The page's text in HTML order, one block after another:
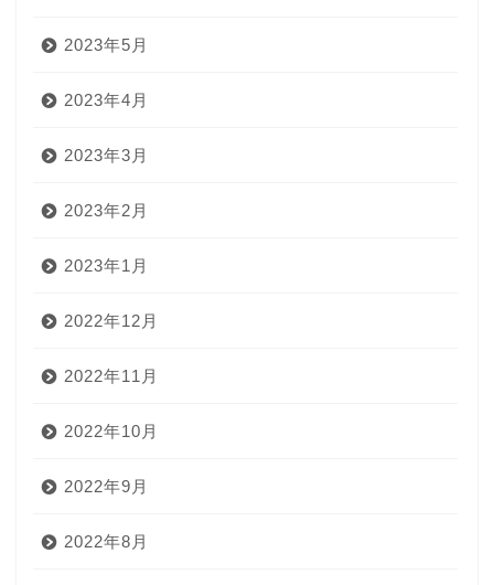
2023年5月
2023年4月
2023年3月
2023年2月
2023年1月
2022年12月
2022年11月
2022年10月
2022年9月
2022年8月